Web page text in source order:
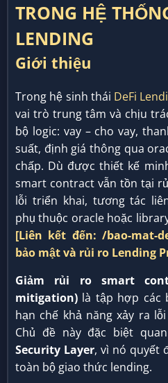
TRONG HỆ
LENDING
Giới thiệu
Trong hệ sinh thái DeFi
vai trò trung tâm và chịu
bộ logic: vay – cho vay,
suất, định giá thông qua
chấp. Dù được thiết kế
smart contract vẫn tồn tại
lỗi triển khai, tương tác
phụ thuộc oracle hoặc
[Liên kết đến: /bao-mat-
bảo mật và rủi ro Lending
Giảm rủi ro smart
mitigation) là tập hợp các
hạn chế khả năng xảy ra
Chủ đề này đặc biệt
Security Layer, vì nó quyết
toàn bộ giao thức lending.